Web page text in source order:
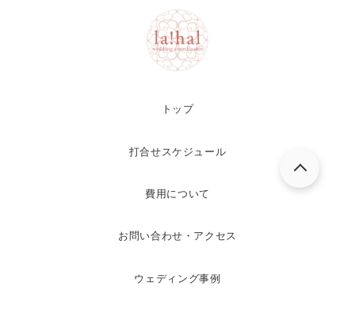
トップ
打合せスケジュール
費用について
お問い合わせ・アクセス
ウェディング事例